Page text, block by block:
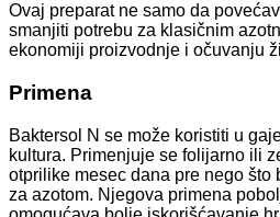
Ovaj preparat ne samo da
smanjiti potrebu za klasičnim
ekonomiji proizvodnje i očuvanju
Primena
Baktersol N se može koristiti u
kultura. Primenjuje se folijarno ili
otprilike mesec dana pre nego što
za azotom. Njegova primena